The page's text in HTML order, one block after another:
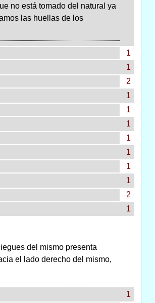
no está tomado del natural ya
las huellas de los
1
1
2
1
1
1
1
1
1
1
2
1
del mismo presenta
el lado derecho del mismo,
1